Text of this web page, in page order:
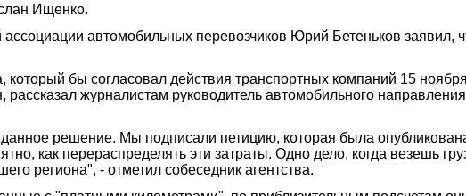
Ищенко.
автомобильных перевозчиков Юрий Бетеньков заявил,
бы согласовал действия транспортных компаний 15
журналистам руководитель автомобильного
решение. Мы подписали петицию, которая была
как перераспределять эти затраты. Одно дело, когда везешь
региона", - отметил собеседник агентства.